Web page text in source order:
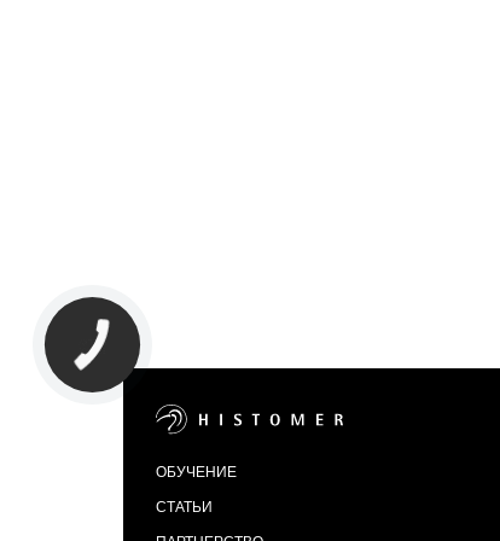
ОБУЧЕНИЕ
СТАТЬИ